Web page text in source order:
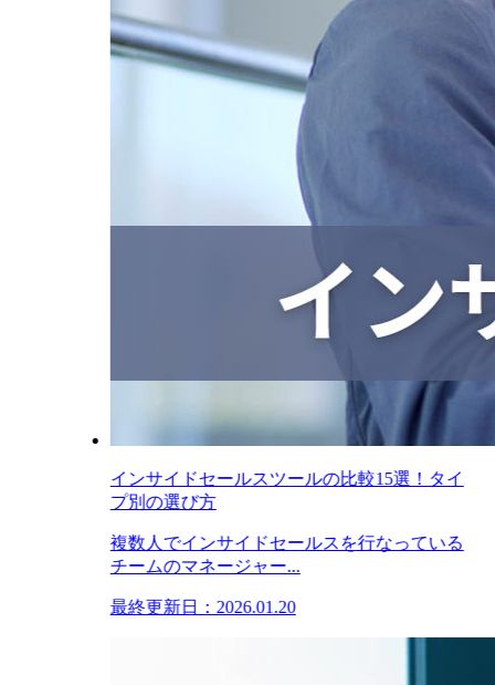
インサイドセールスツールの比較15選！タイ
プ別の選び方
複数人でインサイドセールスを行なっている
チームのマネージャー...
最終更新日：2026.01.20